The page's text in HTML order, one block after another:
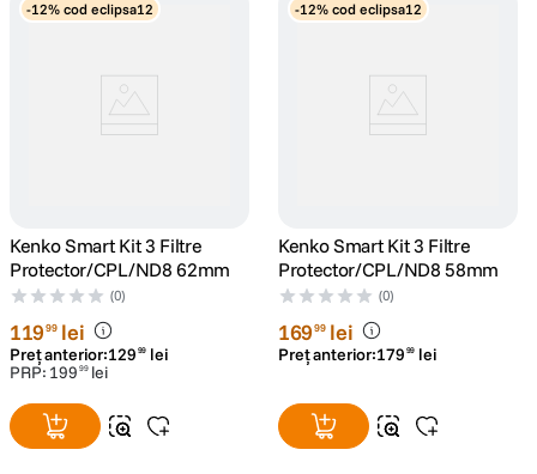
lavaliera
card memorie
ulanzi
10. godox
-12% cod eclipsa12
Kenko Smart Kit 3 Filtre
Protector/CPL/ND8 62mm
(0)
11999 lei
Preț anterior:129 99 lei
PRP: 199 99 lei
-12% cod eclipsa12
Kenko Smart Kit 3 Filtre
Protector/CPL/ND8 58mm
(0)
16999 lei
Preț anterior:179 99 lei